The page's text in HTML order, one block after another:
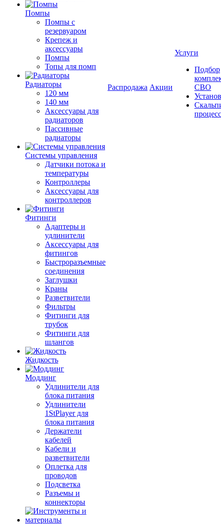
Помпы
Помпы с
резервуаром
Крепеж и
аксессуары
Помпы
Топы для помп
Радиаторы
120 мм
140 мм
Аксессуары для
радиаторов
Пассивные
радиаторы
Системы управления
Датчики потока и
температуры
Контроллеры
Аксессуары для
контроллеров
Фитинги
Адаптеры и
удлинители
Аксессуары для
фитингов
Быстроразъемные
соединения
Заглушки
Краны
Разветвители
Фильтры
Фитинги для
трубок
Фитинги для
шлангов
Жидкость
Моддинг
Удлинители для
блока питания
Удлинители
1StPlayer для
блока питания
Держатели
кабелей
Кабели и
разветвители
Оплетка для
проводов
Подсветка
Разъемы и
коннекторы
Распродажа Акции
Услуги
Подбор
СВО